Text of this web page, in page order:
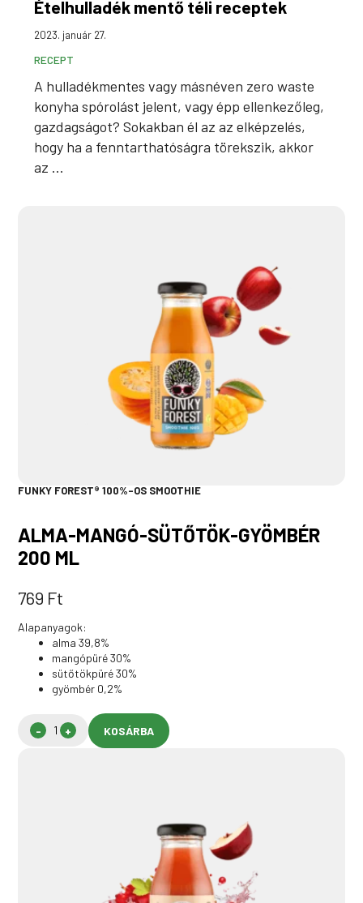
Ételhulladék mentő téli receptek
2023. január 27.
RECEPT
A hulladékmentes vagy másnéven zero waste
konyha spórolást jelent, vagy épp ellenkezőleg,
gazdagságot? Sokakban él az az elképzelés,
hogy ha a fenntarthatóságra törekszik, akkor
az ...
FUNKY FOREST® 100%-OS SMOOTHIE
ALMA-MANGÓ-SÜTŐTÖK-GYÖMBÉR
200 ML
769 Ft
Alapanyagok:
alma 39,8%
mangópüré 30%
sütőtökpüré 30%
gyömbér 0,2%
KOSÁRBA